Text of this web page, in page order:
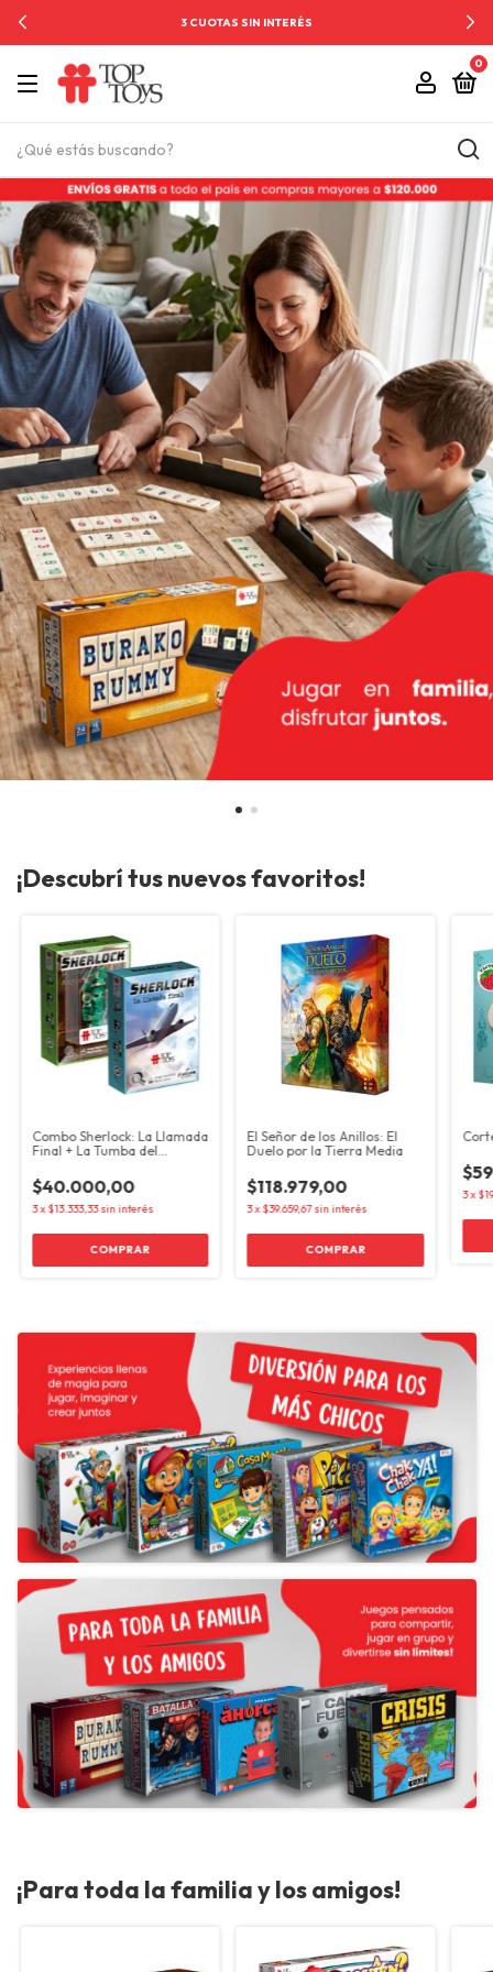
3 CUOTAS SIN INTERÉS
0
¡Descubrí tus nuevos favoritos!
Combo Sherlock: La Llamada
Final + La Tumba del
$40.000,00
3x$13.333,33 sin interés
El Señor de los Anillos: El
Duelo por la Tierra Media
$118.979,00
3x$39.659,67sin interés
3x
¡Para toda la familia y los amigos!